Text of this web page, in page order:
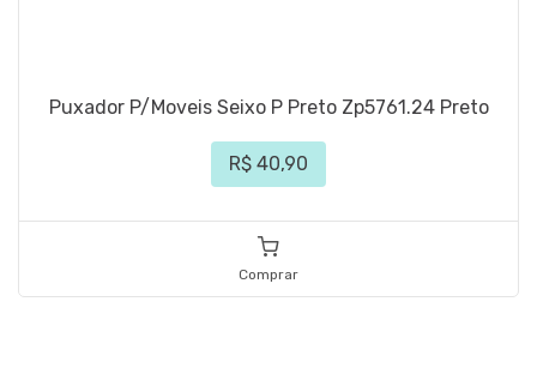
Puxador P/Moveis Seixo P Preto Zp5761.24 Preto
R$ 40,90
Comprar